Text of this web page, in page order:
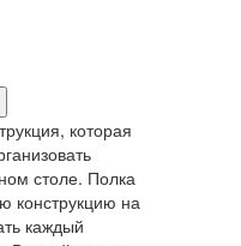
которая
столе. Полка
конструкцию на
каждый